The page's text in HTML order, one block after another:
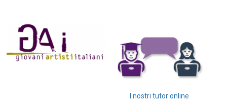
I nostri tutor online